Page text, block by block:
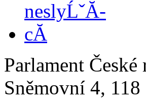
Parlament
Sněmovní 4,